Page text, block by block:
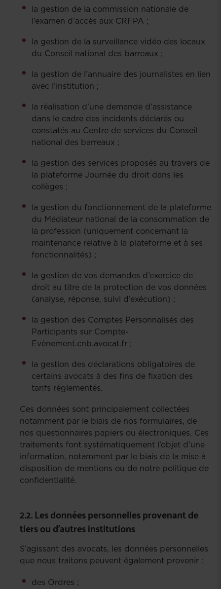
la gestion de la commission nationale de
l’examen d’accès aux CRFPA ;
la gestion de la surveillance vidéo des locaux
du Conseil national des barreaux ;
la gestion de l’annuaire des journalistes en lien
avec l’institution ;
la réalisation d’une demande d’assistance
dans le cadre des incidents déclarés ou
constatés au Centre de services du Conseil
national des barreaux ;
la gestion des services proposés au travers de
la plateforme Journée du droit dans les
collèges ;
la gestion du fonctionnement de la plateforme
du Médiateur national de la consommation de
la profession (uniquement concernant la
maintenance relative à la plateforme et à ses
fonctionnalités) ;
la gestion de vos demandes d’exercice de
droit au titre de la protection de vos données
(analyse, réponse, suivi d’exécution) ;
la gestion des Comptes Personnalisés des
Participants sur Compte-
Evènement.cnb.avocat.fr ;
la gestion des déclarations obligatoires de
certains avocats à des fins de fixation des
tarifs réglementés.
Ces données sont principalement collectées
notamment par le biais de nos formulaires, de
nos questionnaires papiers ou électroniques. Ces
traitements font systématiquement l’objet d’une
information, notamment par le biais de la mise à
disposition de mentions ou de notre politique de
confidentialité.
2.2. Les données personnelles provenant de
tiers ou d’autres institutions
S’agissant des avocats, les données personnelles
que nous traitons peuvent également provenir :
des Ordres ;